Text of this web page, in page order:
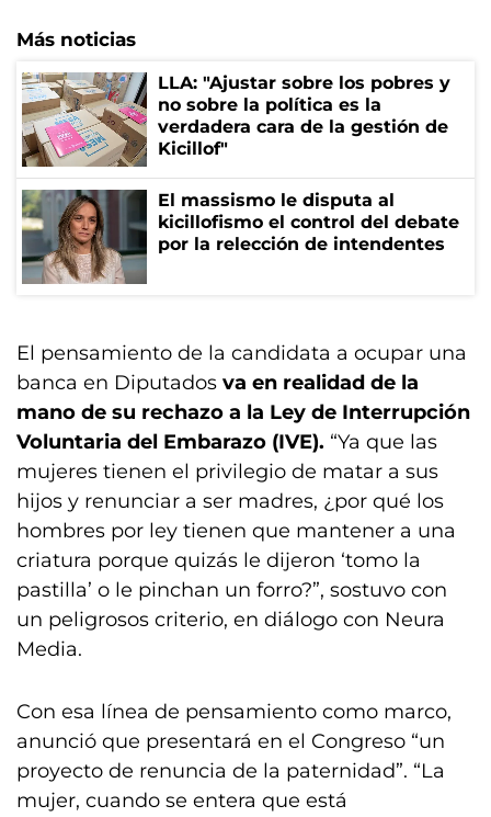
Más noticias
LLA: "Ajustar sobre los pobres y
no sobre la política es la
verdadera cara de la gestión de
Kicillof"
El massismo le disputa al
kicillofismo el control del debate
por la relección de intendentes
El pensamiento de la candidata a ocupar una
banca en Diputados va en realidad de la
mano de su rechazo a la Ley de Interrupción
Voluntaria del Embarazo (IVE). “Ya que las
mujeres tienen el privilegio de matar a sus
hijos y renunciar a ser madres, ¿por qué los
hombres por ley tienen que mantener a una
criatura porque quizás le dijeron ‘tomo la
pastilla’ o le pinchan un forro?”, sostuvo con
un peligrosos criterio, en diálogo con Neura
Media.
Con esa línea de pensamiento como marco,
anunció que presentará en el Congreso “un
proyecto de renuncia de la paternidad”. “La
mujer, cuando se entera que está